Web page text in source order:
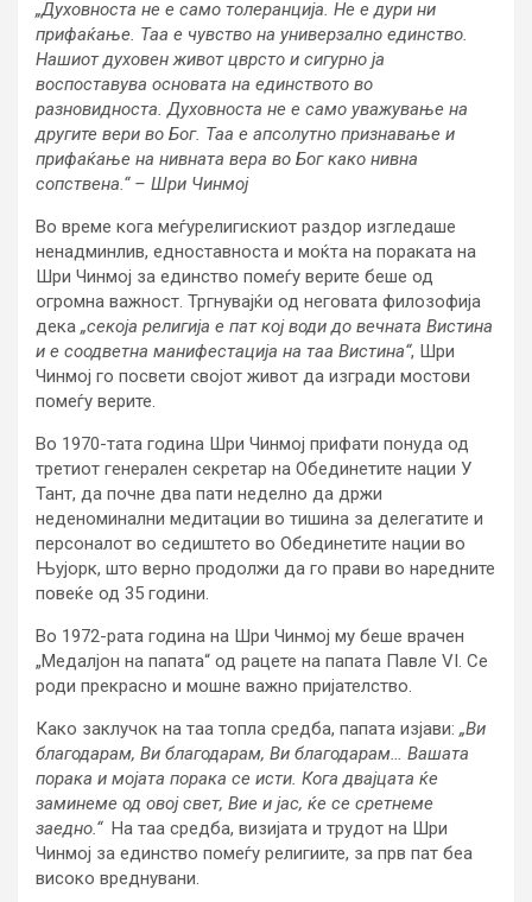
„Духовноста не е само толеранција. Не е дури ни
прифаќање. Таа е чувствo на универзално единство.
Нашиот духовен живот цврсто и сигурно ја
воспоставува основата на единството во
разновидноста. Духовноста не е само уважување на
другите вери во Бог. Таа е апсолутно признавање и
прифаќање на нивната вера во Бог како нивна
сопствена.“ – Шри Чинмој
Во време кога меѓурелигискиот раздор изгледаше
ненадминлив, едноставноста и моќта на пораката на
Шри Чинмој за единство помеѓу верите беше од
огромна важност. Тргнувајќи од неговата филозофија
дека „секоја религија е пат кој води до вечната Вистина
и е соодветна манифестација на таа Вистина“, Шри
Чинмој го посвети својот живот да изгради мостови
помеѓу верите.
Во 1970-тата година Шри Чинмој прифати понуда од
третиот генерален секретар на Обединетите нации У
Тант, да почне два пати неделно да држи
неденоминални медитации во тишина за делегатите и
персоналот во седиштето во Обединетите нации во
Њујорк, што верно продолжи да го прави во наредните
повеќе од 35 години.
Во 1972-рата година на Шри Чинмој му беше врачен
„Медалјон на папата“ од рацете на папата Павле VI. Се
роди прекрасно и мошне важно пријателство.
Како заклучок на таа топла средба, папата изјави: „Ви
благодарам, Ви благодарам, Ви благодарам… Вашата
порака и мојата порака се исти. Кога двајцата ќе
заминеме од овој свет, Вие и јас, ќе се сретнеме
заедно.“На таа средба, визијата и трудот на Шри
Чинмој за единство помеѓу религиите, за прв пат беа
високо вреднувани.